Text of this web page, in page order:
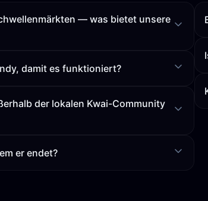
— was bietet unsere
damit es funktioniert?
der lokalen Kwai-Community
er endet?